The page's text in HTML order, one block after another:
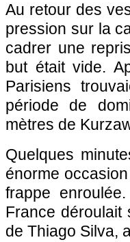
Au retour des
pression sur la
cadrer une
but était vide.
Parisiens
période de
mètres de
Quelques
énorme
frappe
France déroulait
de Thiago Silva,